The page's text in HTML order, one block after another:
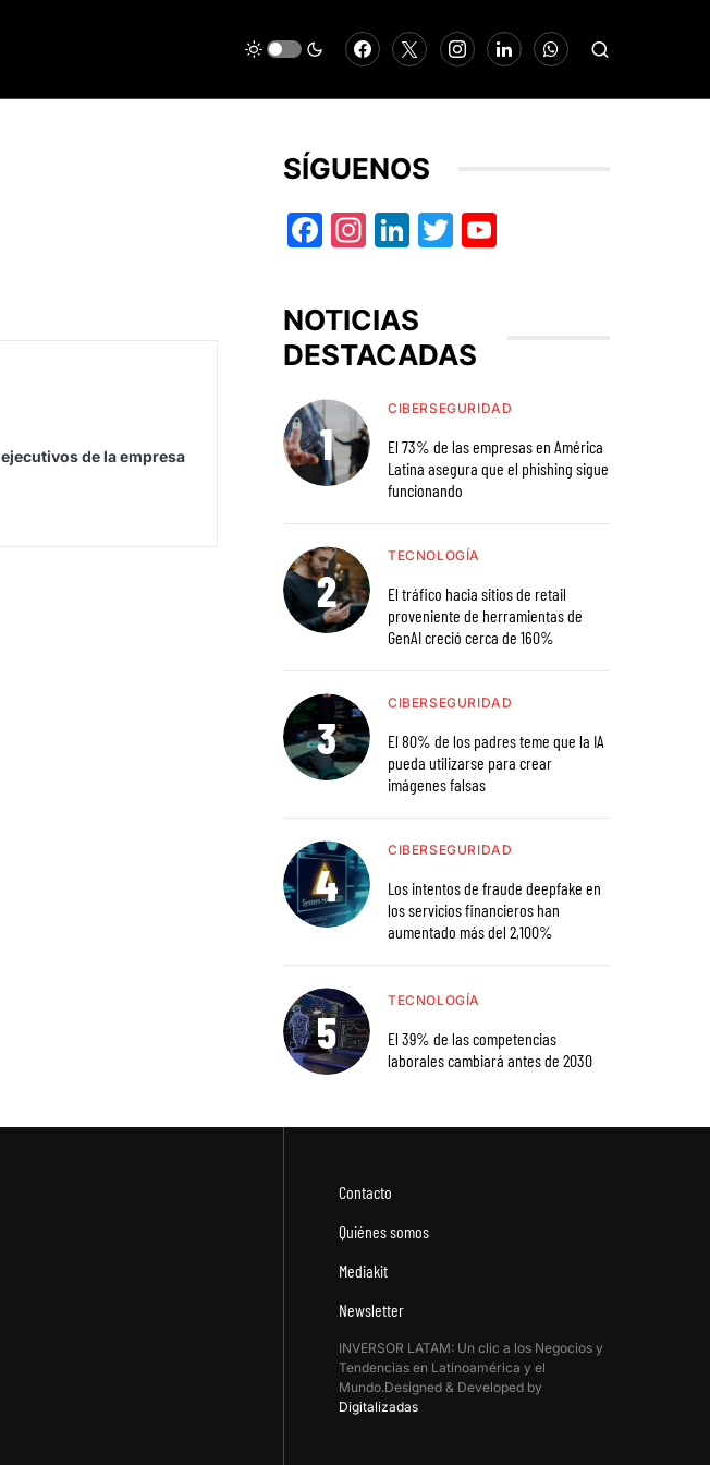
de la empresa
SÍGUENOS
Facebook
Instagram
LinkedIn
Twitter
NOTICIAS
DESTACADAS
CIBERSEGURIDAD
El 73% de las empresas en América
Latina asegura que el phishing sigue
funcionando
TECNOLOGÍA
El tráfico hacia sitios de retail
proveniente de herramientas de
GenAI creció cerca de 160%
CIBERSEGURIDAD
El 80% de los padres teme que la IA
pueda utilizarse para crear
imágenes falsas
CIBERSEGURIDAD
Los intentos de fraude deepfake en
los servicios financieros han
aumentado más del 2,100%
TECNOLOGÍA
El 39% de las competencias
laborales cambiará antes de 2030
Contacto
Quiénes somos
Mediakit
Newsletter
INVERSOR LATAM: Un clic a los Negocios y
Tendencias en Latinoamérica y el
Mundo.Designed & Developed by
Digitalizadas